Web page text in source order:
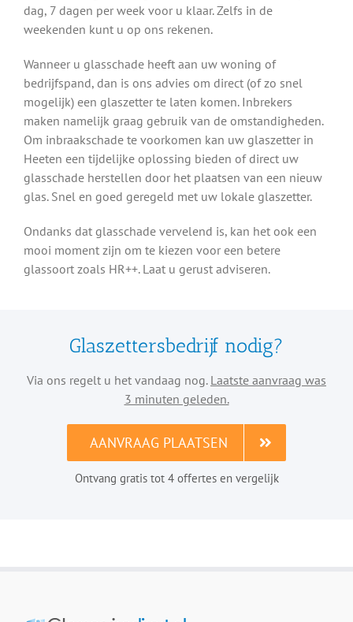
dag, 7 dagen per week voor u klaar. Zelfs in de
weekenden kunt u op ons rekenen.
Wanneer u glasschade heeft aan uw woning of
bedrijfspand, dan is ons advies om direct (of zo snel
mogelijk) een glaszetter te laten komen. Inbrekers
maken namelijk graag gebruik van de omstandigheden.
Om inbraakschade te voorkomen kan uw glaszetter in
Heeten een tijdelijke oplossing bieden of direct uw
glasschade herstellen door het plaatsen van een nieuw
glas. Snel en goed geregeld met uw lokale glaszetter.
Ondanks dat glasschade vervelend is, kan het ook een
mooi moment zijn om te kiezen voor een betere
glassoort zoals HR++. Laat u gerust adviseren.
Glaszettersbedrijf nodig?
Via ons regelt u het vandaag nog. Laatste aanvraag was
3 minuten geleden.
AANVRAAG PLAATSEN
Ontvang gratis tot 4 offertes en vergelijk